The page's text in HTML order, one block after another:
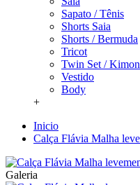
Sapato / Tênis
Shorts Saia
Shorts / Bermuda
Tricot
Twin Set /
Vestido
Body
+
Inicio
Calça Flávia Malha
Galeria